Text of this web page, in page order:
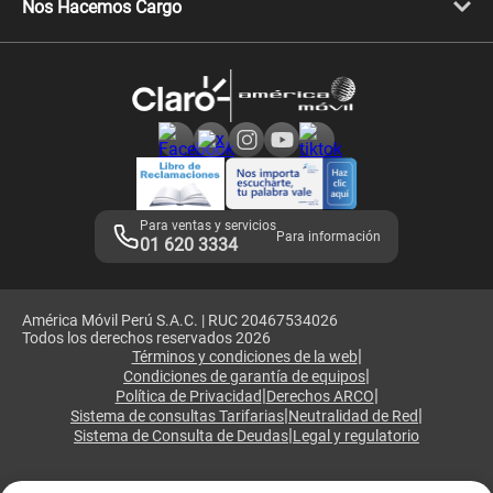
Comprobantes electrónicos
Consulta de IMEI
Nos Hacemos Cargo
Consulta de reclamos
Adquirientes iPhone 6, 6S y SE
Mensaje de Seguridad
Términos y Condiciones de Tienda Claro
Libro de Reclamaciones
Legales de marketplace
Para ventas y servicios
01 620 3334 Para información
América Móvil Perú S.A.C. | RUC 20467534026
Todos los derechos reservados 2026
Términos y condiciones de la web|
Condiciones de garantía de equipos|
Política de Privacidad|Derechos ARCO|
Sistema de consultas Tarifarias|Neutralidad de Red|
Sistema de Consulta de Deudas|Legal y regulatorio